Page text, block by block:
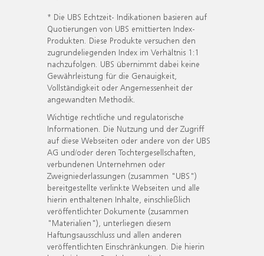
* Die UBS Echtzeit- Indikationen basieren auf
Quotierungen von UBS emittierten Index-
Produkten. Diese Produkte versuchen den
zugrundeliegenden Index im Verhältnis 1:1
nachzufolgen. UBS übernimmt dabei keine
Gewährleistung für die Genauigkeit,
Vollständigkeit oder Angemessenheit der
angewandten Methodik.
Wichtige rechtliche und regulatorische
Informationen. Die Nutzung und der Zugriff
auf diese Webseiten oder andere von der UBS
AG und/oder deren Tochtergesellschaften,
verbundenen Unternehmen oder
Zweigniederlassungen (zusammen "UBS")
bereitgestellte verlinkte Webseiten und alle
hierin enthaltenen Inhalte, einschließlich
veröffentlichter Dokumente (zusammen
"Materialien"), unterliegen diesem
Haftungsausschluss und allen anderen
veröffentlichten Einschränkungen. Die hierin